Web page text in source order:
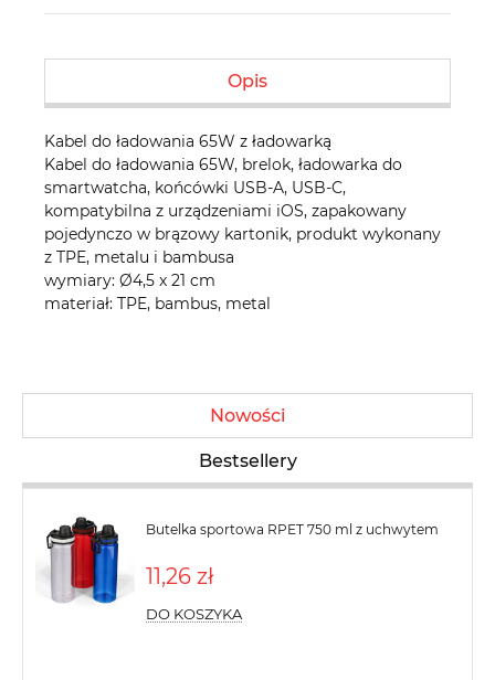
Opis
Kabel do ładowania 65W z ładowarką
Kabel do ładowania 65W, brelok, ładowarka do
smartwatcha, końcówki USB-A, USB-C,
kompatybilna z urządzeniami iOS, zapakowany
pojedynczo w brązowy kartonik, produkt wykonany
z TPE, metalu i bambusa
wymiary: Ø4,5 x 21 cm
materiał: TPE, bambus, metal
Nowości
Bestsellery
Butelka sportowa RPET 750 ml z uchwytem
11,26 zł
DO KOSZYKA